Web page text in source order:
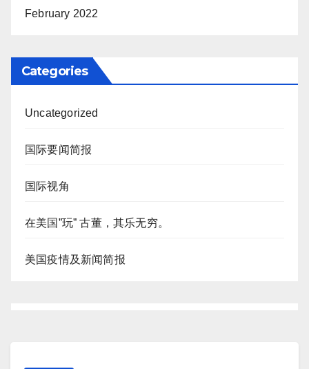
February 2022
Categories
Uncategorized
国际要闻简报
国际视角
在美国”玩” 古董，其乐无穷。
美国疫情及新闻简报